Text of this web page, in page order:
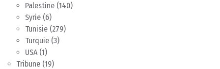
Palestine (140)
Syrie (6)
Tunisie (279)
Turquie (3)
USA(1)
Tribune (19)